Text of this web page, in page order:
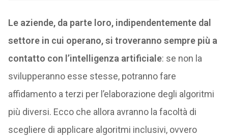
Le aziende, da parte loro, indipendentemente dal
settore in cui operano, si troveranno sempre più a
contatto con l’intelligenza artificiale: se non la
svilupperanno esse stesse, potranno fare
affidamento a terzi per l’elaborazione degli algoritmi
più diversi. Ecco che allora avranno la facoltà di
scegliere di applicare algoritmi inclusivi, ovvero